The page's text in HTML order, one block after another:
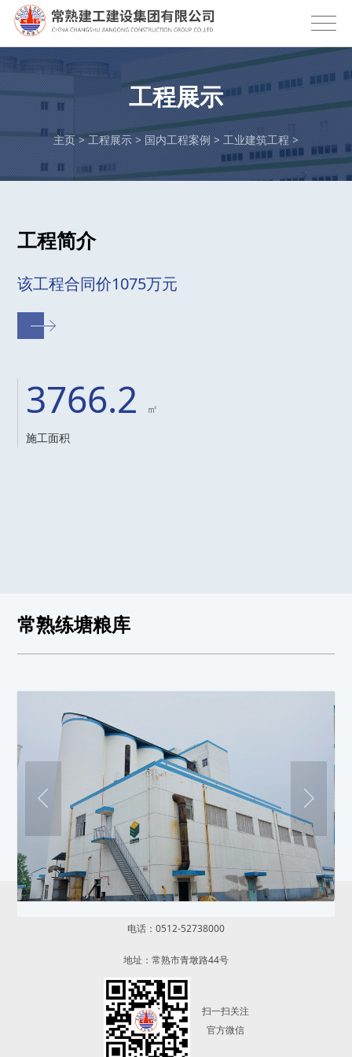
工程展示
主页>工程展示>国内工程案例 > 工业建筑工程>
工程简介
该工程合同价1075万元
3766.2
㎡
施工面积
常熟练塘粮库
常熟建工建设集团有限公司
电话：0512-52738000
地址：常熟市青墩路44号
扫一扫关注
官方微信